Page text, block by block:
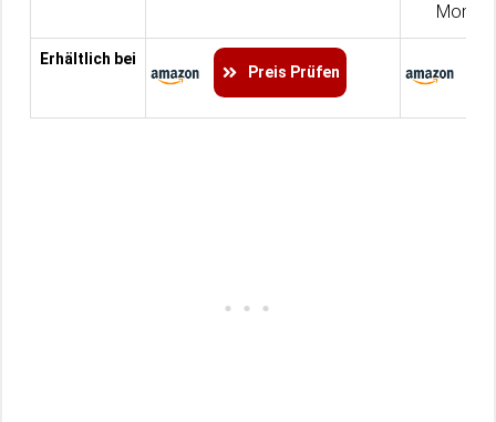
Erhältlich bei
Preis Prüfen